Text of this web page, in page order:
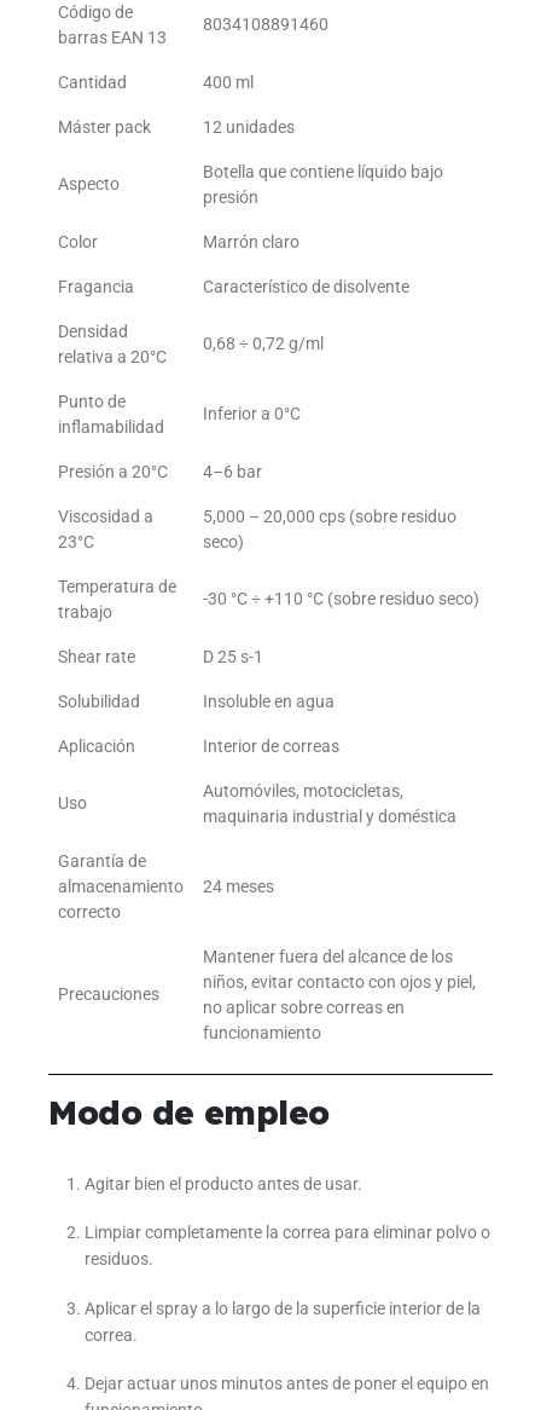
Código de
barras EAN 13
8034108891460
Cantidad 400 ml
Máster pack 12 unidades
Aspecto
Botella que contiene líquido bajo
presión
Color Marrón claro
Fragancia Característico de disolvente
Densidad
relativa a 20°C
0,68 ÷ 0,72 g/ml
Punto de
inflamabilidad
Inferior a 0°C
Presión a 20°C 4–6 bar
Viscosidad a
23°C
5,000 – 20,000 cps (sobre residuo
seco)
Temperatura de
trabajo
-30 °C ÷ +110 °C (sobre residuo seco)
Shear rate D 25 s-1
Solubilidad Insoluble en agua
Aplicación Interior de correas
Uso
Automóviles, motocicletas,
maquinaria industrial y doméstica
Garantía de
almacenamiento
correcto
24 meses
Precauciones
Mantener fuera del alcance de los
niños, evitar contacto con ojos y piel,
no aplicar sobre correas en
funcionamiento
Modo de empleo
Agitar bien el producto antes de usar.
Limpiar completamente la correa para eliminar polvo o
residuos.
Aplicar el spray a lo largo de la superficie interior de la
correa.
Dejar actuar unos minutos antes de poner el equipo en